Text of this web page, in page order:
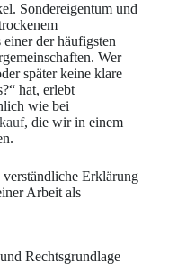
Sondereigentum und
der häufigsten
Wer
später keine klare
hat, erlebt
wie bei
, die wir in einem
Erklärung
Arbeit als
Rechtsgrundlage